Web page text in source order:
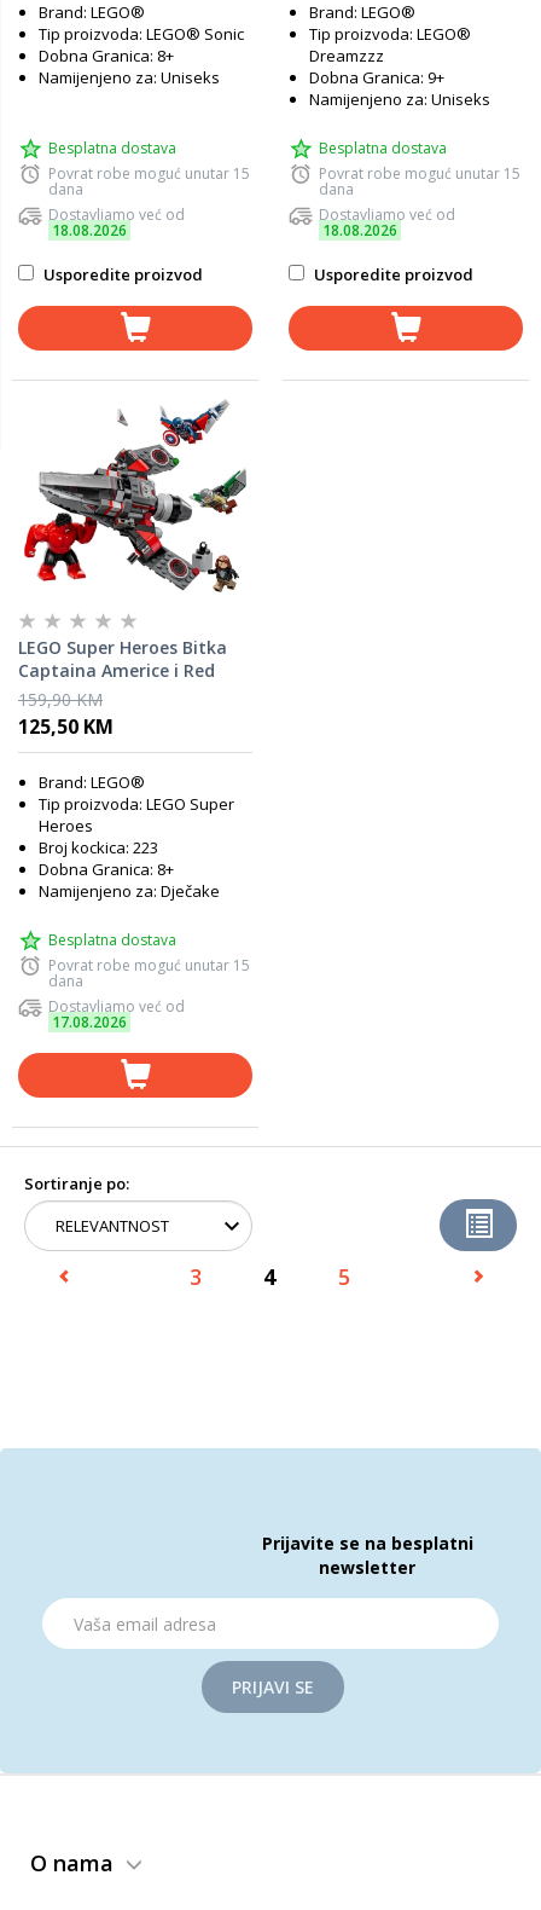
Brand: LEGO®
Tip proizvoda: LEGO® Sonic
Dobna Granica: 8+
Namijenjeno za: Uniseks
Besplatna dostava
Povrat robe moguć unutar 15
dana
Dostavljamo već od
18.08.2026
Usporedite proizvod
Brand: LEGO®
Tip proizvoda: LEGO®
Dreamzzz
Dobna Granica: 9+
Namijenjeno za: Uniseks
Besplatna dostava
Povrat robe moguć unutar 15
dana
Dostavljamo već od
18.08.2026
Usporedite proizvod
LEGO Super Heroes Bitka
Captaina Americe i Red
Hulka 76292
159,90 KM
125,50 KM
Brand: LEGO®
Tip proizvoda: LEGO Super
Heroes
Broj kockica: 223
Dobna Granica: 8+
Namijenjeno za: Dječake
Besplatna dostava
Povrat robe moguć unutar 15
dana
Dostavljamo već od
17.08.2026
Sortiranje po:
3 4 5
Prijavite se na besplatni
newsletter
PRIJAVI SE
O nama